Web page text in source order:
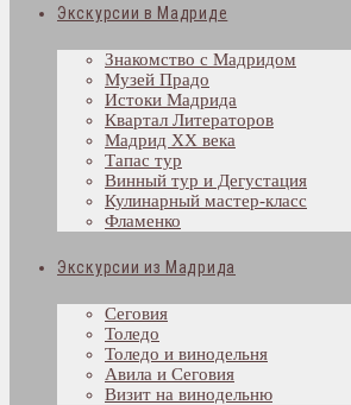
Экскурсии в Мадриде
Знакомство с Мадридом
Музей Прадо
Истоки Мадрида
Квартал Литераторов
Мадрид XX века
Тапас тур
Винный тур и Дегустация
Кулинарный мастер-класс
Фламенко
Экскурсии из Мадрида
Сеговия
Толедо
Толедо и винодельня
Авила и Сеговия
Визит на винодельню